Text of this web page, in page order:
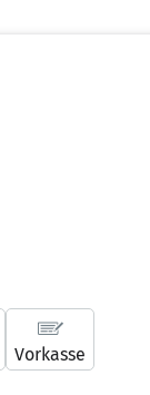
Vorkasse